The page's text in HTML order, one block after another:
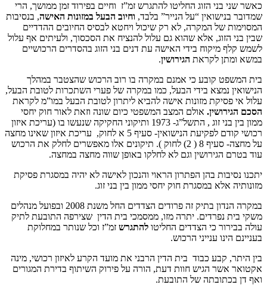
הזוג החליטו להתגרש זמ”ז וחיים בפירוד זמן ממושך, הרי
“על הנייר” בלבד,וחיוב הבעל במזונות האישה, בנסיבות
של המקרה, לא רק שיכול ויחטא לבסיס החיובים ההדדיים
אלא שהוא גם עלול להנציח את הסכסוך, ולעיתים אף עלול
בידי האישה עת דנים בני הזוג בהסדרים הרכושיים
לקראתהגירושין.
קובע כי אמנם במקרה בו רוב הרכוש שהצטבר במהלך
נמצא בידי הבעל, כמו במקרה של פערי השתכרות לטובת הבעל,
מזונות אישה להביא ליתרון לטובת הבעל במו”מ לקראת
.אולם המצב המשפטי כיום שונה וזאת לאור חוק יחסי
ממון בין בני זוג , התשל”ג- 1973 ותיקוני החקיקה שנעשו בו (עריכת איזון
רכושי קודם לפקיעת הנישואין- סעיף 5 א לחוק, עריכת איזון שאינו מחצה
על מחצה- סעיף 8 ( 2) לחוק ). תיקונים אלו מאפשרים לחלק את הרכוש
וגם לא לחלקו באופן שווה מחצה במחצה.
בהן הפתרון הראוי והנכון לאישה לא יהיה במסגרת פסיקת
במסגרת חוק יחסי ממון בין בני זוג.
במקרה הנדון בתיק זה פרודים הצדדים החל משנת 2008 ובפועל מנהלים
יתרה מזו, ממסמכי בית הדין שצירפה התובעת לתיק
כי הצדדים החליטולהתגרשזמ”ז וכל שנותר במחלוקת
ענייני הרכוש.
כבוד בית הדין הרבני את מועד הקרע לאיזון רכושי, מינה
הגיש חוות דעת, הורה על פירוק השיתוף בדירת המגורים
של התובעת.